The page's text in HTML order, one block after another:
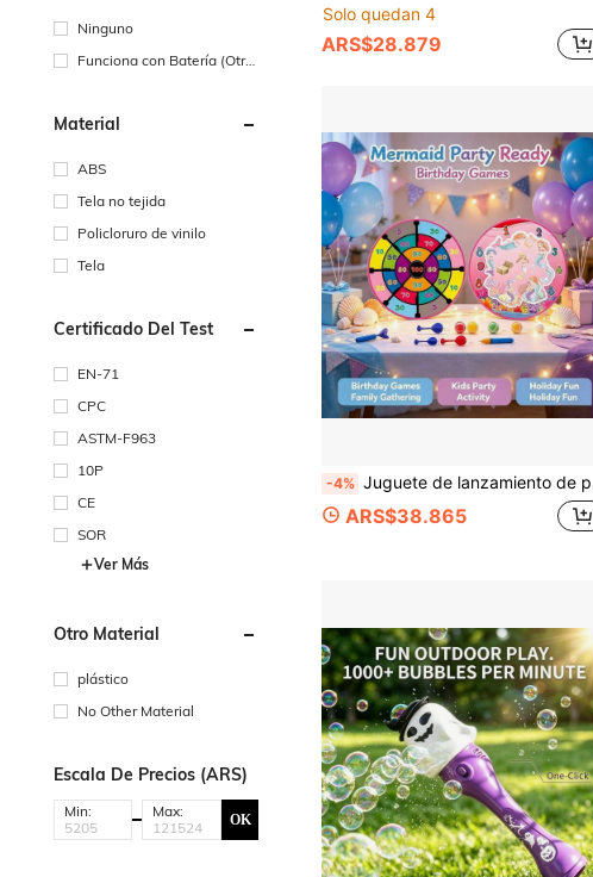
Ninguno
Funciona con Batería (Otra
Material
ABS
Tela no tejida
Policloruro de vinilo
Tela
Certificado Del Test
EN-71
CPC
ASTM-F963
10P
CE
SOR
Ver Más
Otro Material
plástico
No Other Material
Escala De Precios (ARS)
Min: Max: OK
Solo quedan 4
ARS$28.879
-4% Juguete de lanzamiento de pintura de agua de sirena de doble cara para niños, diseño de partición multicapa, compatible con pintura, reconocimiento de colores, aprendizaje de números, batalla de dardos, material de tela no tejida, adecuado para juegos familiares en la sala de estar, patio trasero, fiesta de Navidad y Año Nuevo, regalo de cumpleaños para niños y niñas de 3 años
ARS$38.865